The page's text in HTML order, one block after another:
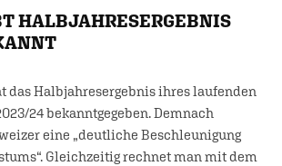
HALBJAHRESERGEBNIS
das Halbjahresergebnis ihres laufenden
24 bekanntgegeben. Demnach
eine „deutliche Beschleunigung
Gleichzeitig rechnet man mit dem